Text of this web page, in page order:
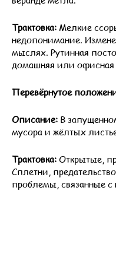
Трактовка: Мелкие
недопонимание.
мыслях. Рутинная
домашняя или офисная
Перевёрнутое
Описание: В
мусора и жёлтых
Трактовка:Открытые,
Сплетни,
проблемы, связанные